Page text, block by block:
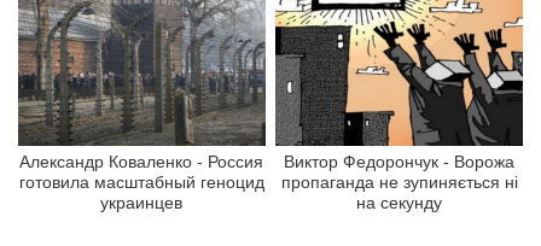
Александр Коваленко - Россия
готовила масштабный геноцид
украинцев
Виктор Федорончук - Ворожа
пропаганда не зупиняється ні
на секунду